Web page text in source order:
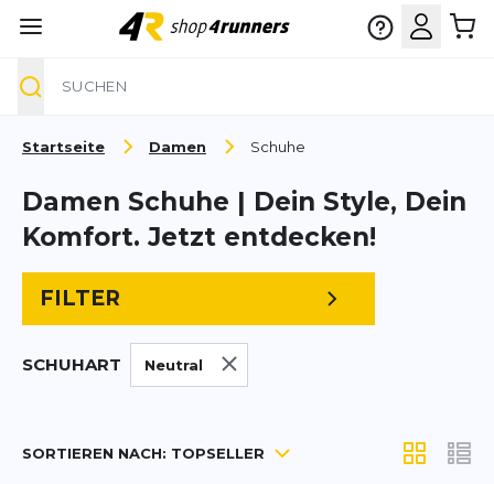
Startseite Damen Schuhe
Damen Schuhe | Dein Style, Dein
Komfort. Jetzt entdecken!
FILTER
SCHUHART Neutral
SORTIEREN NACH: TOPSELLER Anzeigen